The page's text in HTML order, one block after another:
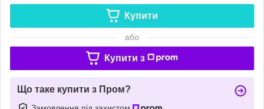
Купити
або
Купити з
Що таке купити з Пром?